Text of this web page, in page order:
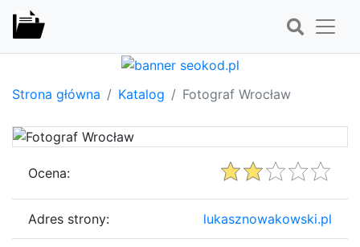
Strona główna Katalog Fotograf Wrocław
Ocena:
Adres strony: lukasznowakowski.pl